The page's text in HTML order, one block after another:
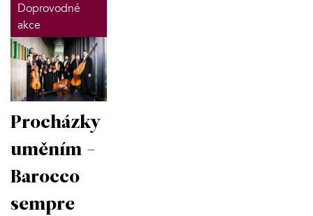
Doprovodné
akce
Procházky
uměním -
Barocco
sempre